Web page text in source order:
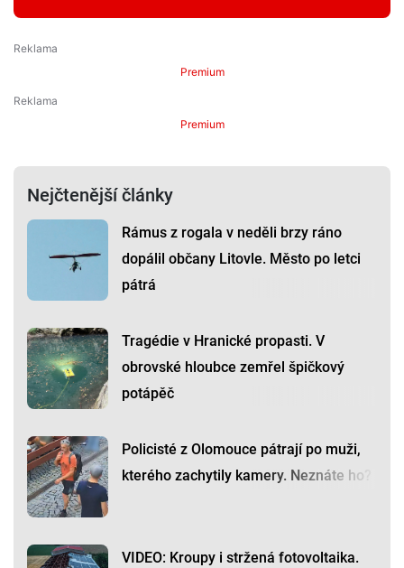
Premium
Premium
Nejčtenější články
Rámus z rogala v neděli brzy ráno
dopálil občany Litovle. Město po letci
pátrá
Tragédie v Hranické propasti. V
obrovské hloubce zemřel špičkový
potápěč
Policisté z Olomouce pátrají po muži,
kterého zachytily kamery. Neznáte ho?
VIDEO: Kroupy i stržená fotovoltaika.